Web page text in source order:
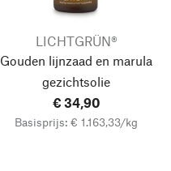
LICHTGRÜN®
Gouden lijnzaad en marula
gezichtsolie
€ 34,90
Basisprijs: € 1.163,33/kg